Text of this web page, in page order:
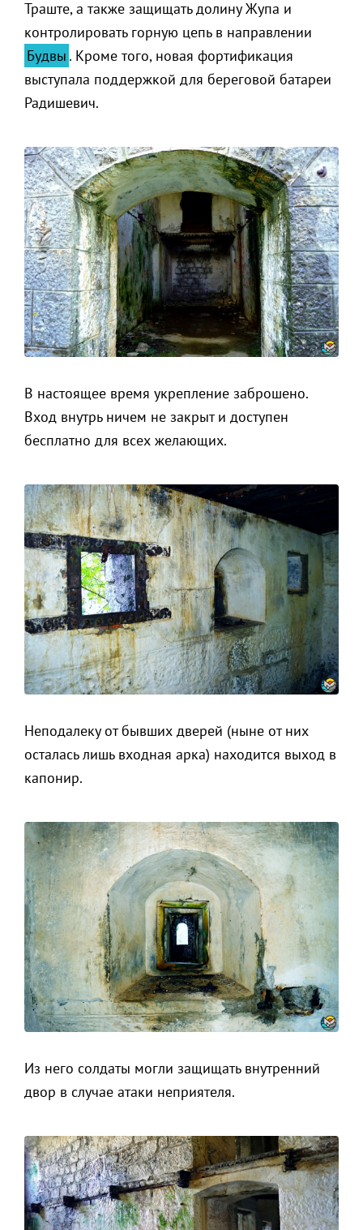
Траште, а также защищать долину Жупа и
контролировать горную цепь в направлении
Будвы . Кроме того, новая фортификация
выступала поддержкой для береговой батареи
Радишевич.
В настоящее время укрепление заброшено.
Вход внутрь ничем не закрыт и доступен
бесплатно для всех желающих.
Неподалеку от бывших дверей (ныне от них
осталась лишь входная арка) находится выход в
капонир.
Из него солдаты могли защищать внутренний
двор в случае атаки неприятеля.